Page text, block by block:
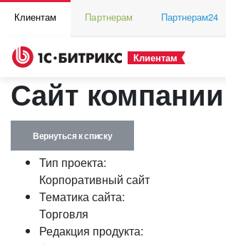
Клиентам Партнерам Партнерам24
Клиентам
Сайт
Вернуться к списку
Тип проекта:
Корпоративный сайт
Тематика сайта:
Торговля
Редакция продукта: